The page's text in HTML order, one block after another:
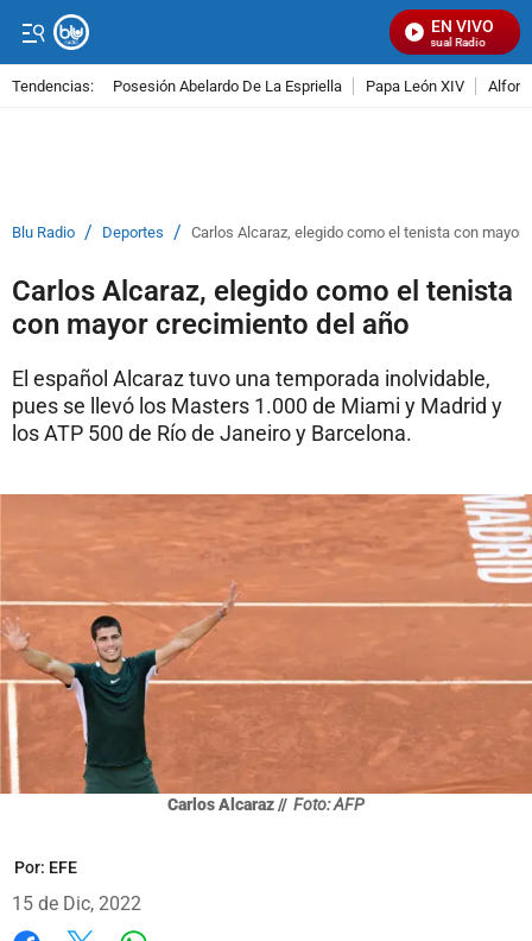
EN VIVO
Señal Visual Radio
Tendencias: Posesión Abelardo De La Espriella Papa León XIV
Blu Radio / Deportes / Carlos Alcaraz, elegido como el tenista con mayor
Carlos Alcaraz, elegido como el tenista
con mayor crecimiento del año
El español Alcaraz tuvo una temporada inolvidable,
pues se llevó los Masters 1.000 de Miami y Madrid y
los ATP 500 de Río de Janeiro y Barcelona.
Carlos Alcaraz // Foto: AFP
Por: EFE
15 de Dic, 2022